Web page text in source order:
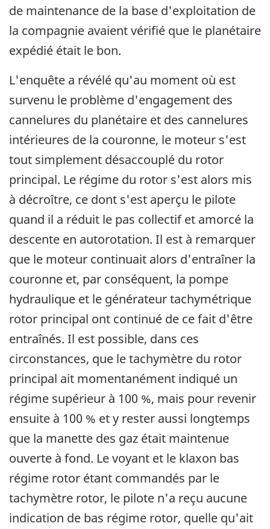
de maintenance de la base d'exploitation de
la compagnie avaient vérifié que le planétaire
expédié était le bon.
L'enquête a révélé qu'au moment où est
survenu le problème d'engagement des
cannelures du planétaire et des cannelures
intérieures de la couronne, le moteur s'est
tout simplement désaccouplé du rotor
principal. Le régime du rotor s'est alors mis
à décroître, ce dont s'est aperçu le pilote
quand il a réduit le pas collectif et amorcé la
descente en autorotation. Il est à remarquer
que le moteur continuait alors d'entraîner la
couronne et, par conséquent, la pompe
hydraulique et le générateur tachymétrique
rotor principal ont continué de ce fait d'être
entraînés. Il est possible, dans ces
circonstances, que le tachymètre du rotor
principal ait momentanément indiqué un
régime supérieur à 100 %, mais pour revenir
ensuite à 100 % et y rester aussi longtemps
que la manette des gaz était maintenue
ouverte à fond. Le voyant et le klaxon bas
régime rotor étant commandés par le
tachymètre rotor, le pilote n'a reçu aucune
indication de bas régime rotor, quelle qu'ait